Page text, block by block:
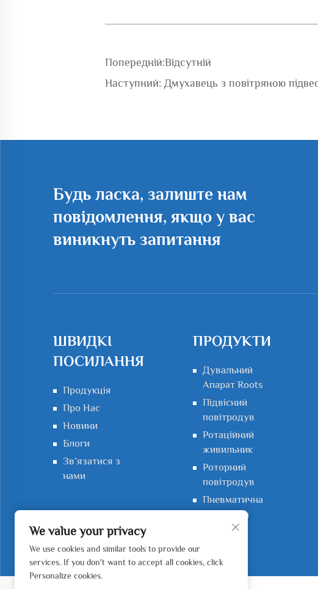
Попередній:Відсутній
Наступний: Дмухавець з повітряною
Будь ласка, залиште нам
повідомлення, якщо у вас
виникнуть запитання
ШВИДКІ
ПОСИЛАННЯ
Продукція
Про Нас
Новини
Блоги
Зв’язатися з
нами
ПРОДУКТИ
Дувальний
Апарат Roots
Підвісний
повітродув
Ротаційний
живильник
Роторний
повітродув
Пневматична
конвеєрна
система
We value your privacy
We use cookies and similar tools to provide our
services. If you don't want to accept all cookies, click
Personalize cookies.